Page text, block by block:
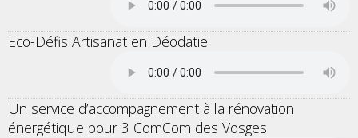
Eco-Défis Artisanat en Déodatie
Un service d’accompagnement à la rénovation
énergétique pour 3 ComCom des Vosges